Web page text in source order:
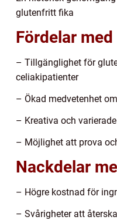
glutenfritt fika
Fördelar
– Tillgänglighet för
celiakipatienter
– Ökad medvetenhet
– Kreativa och
– Möjlighet att prova
Nackdelar
– Högre kostnad för
– Svårigheter att